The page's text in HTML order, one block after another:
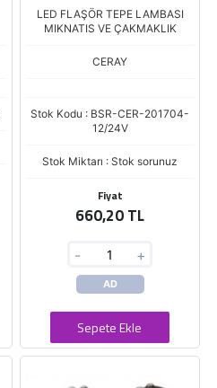
LED FLAŞÖR TEPE LAMBASI
MIKNATIS VE ÇAKMAKLIK
CERAY
Stok Kodu : BSR-CER-201704-
12/24V
Stok Miktarı : Stok sorunuz
Fiyat
660,20 TL
- +
AD
Sepete Ekle